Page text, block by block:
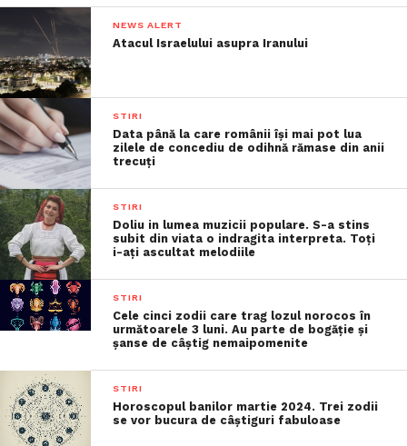
NEWS ALERT
Atacul Israelului asupra Iranului
STIRI
Data până la care românii îşi mai pot lua
zilele de concediu de odihnă rămase din anii
trecuţi
STIRI
Doliu in lumea muzicii populare. S-a stins
subit din viata o indragita interpreta. Toți
i-ați ascultat melodiile
STIRI
Cele cinci zodii care trag lozul norocos în
următoarele 3 luni. Au parte de bogăție și
șanse de câștig nemaipomenite
STIRI
Horoscopul banilor martie 2024. Trei zodii
se vor bucura de câștiguri fabuloase